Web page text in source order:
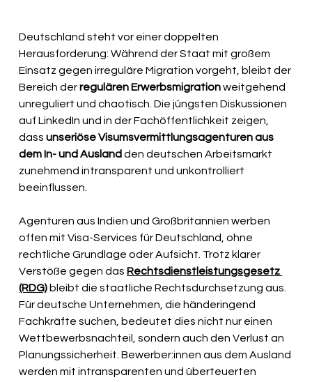
Deutschland steht vor einer doppelten
Herausforderung: Während der Staat mit großem
Einsatz gegen irreguläre Migration vorgeht, bleibt der
Bereich der regulären Erwerbsmigration weitgehend
unreguliert und chaotisch. Die jüngsten Diskussionen
auf LinkedIn und in der Fachöffentlichkeit zeigen,
dass unseriöse Visumsvermittlungsagenturen aus
dem In- und Ausland den deutschen Arbeitsmarkt
zunehmend intransparent und unkontrolliert
beeinflussen.
Agenturen aus Indien und Großbritannien werben
offen mit Visa-Services für Deutschland, ohne
rechtliche Grundlage oder Aufsicht. Trotz klarer
Verstöße gegen das Rechtsdienstleistungsgesetz
(RDG) bleibt die staatliche Rechtsdurchsetzung aus.
Für deutsche Unternehmen, die händeringend
Fachkräfte suchen, bedeutet dies nicht nur einen
Wettbewerbsnachteil, sondern auch den Verlust an
Planungssicherheit. Bewerber:innen aus dem Ausland
werden mit intransparenten und überteuerten